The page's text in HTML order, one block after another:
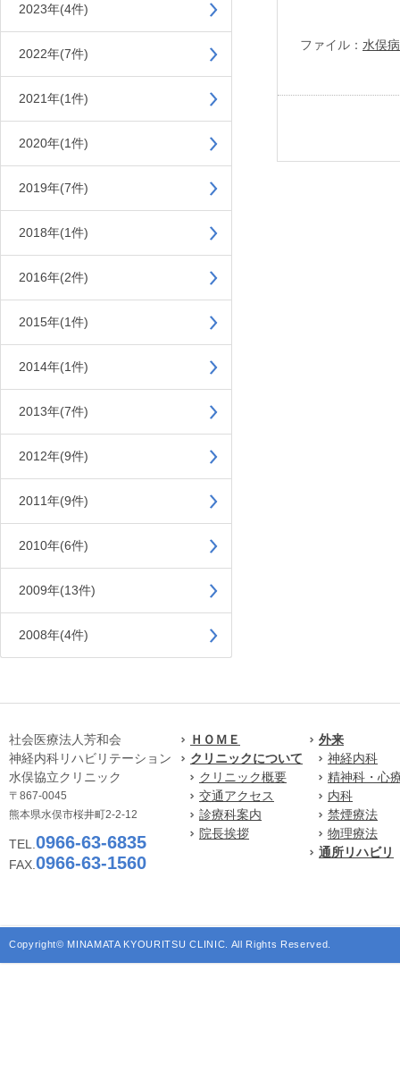
2023年(4件)
2022年(7件)
2021年(1件)
2020年(1件)
2019年(7件)
2018年(1件)
2016年(2件)
2015年(1件)
2014年(1件)
2013年(7件)
2012年(9件)
2011年(9件)
2010年(6件)
2009年(13件)
2008年(4件)
ファイル： 水俣
社会医療法人芳和会
神経内科リハビリテーション
水俣協立クリニック
〒867-0045
熊本県水俣市桜井町2-2-12
TEL. 0966-63-6835
FAX. 0966-63-1560
ＨＯＭＥ
クリニックについて
クリニック概要
交通アクセス
診療科案内
院長挨拶
外来
神経内科
精神科・心
内科
禁煙療法
物理療法
通所リハビリ
Copyright© MINAMATA KYOURITSU CLINIC. All Rights Reserved.